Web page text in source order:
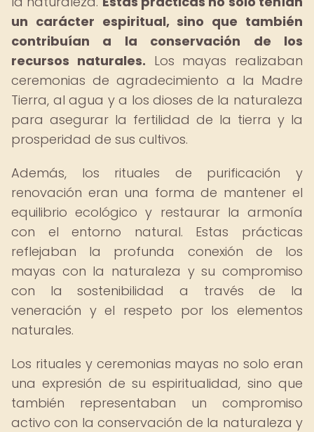
un carácter espiritual, sino que también
contribuían a la conservación de los
recursos naturales. Los mayas realizaban
ceremonias de agradecimiento a la Madre
Tierra, al agua y a los dioses de la naturaleza
para asegurar la fertilidad de la tierra y la
prosperidad de sus cultivos.
Además, los rituales de purificación y
renovación eran una forma de mantener el
equilibrio ecológico y restaurar la armonía
con el entorno natural. Estas prácticas
reflejaban la profunda conexión de los
mayas con la naturaleza y su compromiso
con la sostenibilidad a través de la
veneración y el respeto por los elementos
naturales.
Los rituales y ceremonias mayas no solo eran
una expresión de su espiritualidad, sino que
también representaban un compromiso
activo con la conservación de la naturaleza y